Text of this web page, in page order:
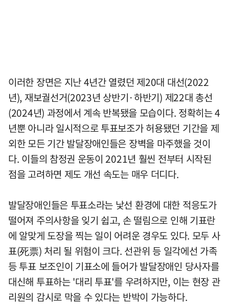
이러한 장면은 지난 4년간 열렸던 제20대 대선(2022
년), 재보궐선거(2023년 상반기·하반기) 제22대 총선
(2024년) 과정에서 계속 반복됐을 모습이다. 정확히는 4
년뿐 아니라 일시적으로 투표보조가 허용됐던 기간을 제
외한 모든 기간 발달장애인들은 장벽을 마주했을 것이
다. 이들의 참정권 운동이 2021년 훨씬 전부터 시작된
점을 고려하면 제도 개선 속도는 매우 더디다.
발달장애인들은 투표소라는 낯선 환경에 대한 적응도가
떨어져 주의사항을 잊기 쉽고, 손 떨림으로 인해 기표란
에 알맞게 도장을 찍는 일이 어려운 경우도 있다. 모두 사
표(死票) 처리 될 위험이 크다. 선관위 등 일각에선 가족
등 투표 보조인이 기표소에 들어가 발달장애인 당사자를
대신해 투표하는 '대리 투표'를 우려하지만, 이는 현장 관
리원의 감시로 막을 수 있다는 반박이 가능하다.